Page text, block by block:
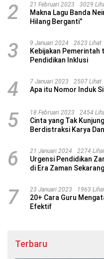
2 21 Februari 2023 3029
Makna Lagu Banda
Hilang Berganti”
3 9 Januari 2024 2623 Lihat
Kebijakan Pemerintah
Pendidikan Inklusi
4 7 Januari 2023 2507 Lihat
Apa itu Nomor Induk
5 18 Februari 2023 2454
Cinta yang Tak
Berdistraksi Karya
6 21 Januari 2024 2274
Urgensi Pendidikan
di Era Zaman Sekarang
7 23 Januari 2023 1963
20+ Cara Guru
Efektif
Terbaru